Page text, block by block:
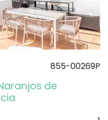
855-00269P
de